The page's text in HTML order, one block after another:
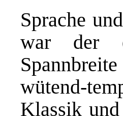
Sprache
war der
wütend-
Klassik